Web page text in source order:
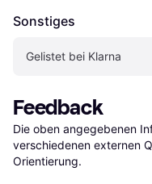
Sonstiges
Gelistet bei Klarna
Feedback
Die oben angegebenen
verschiedenen externen
Orientierung.